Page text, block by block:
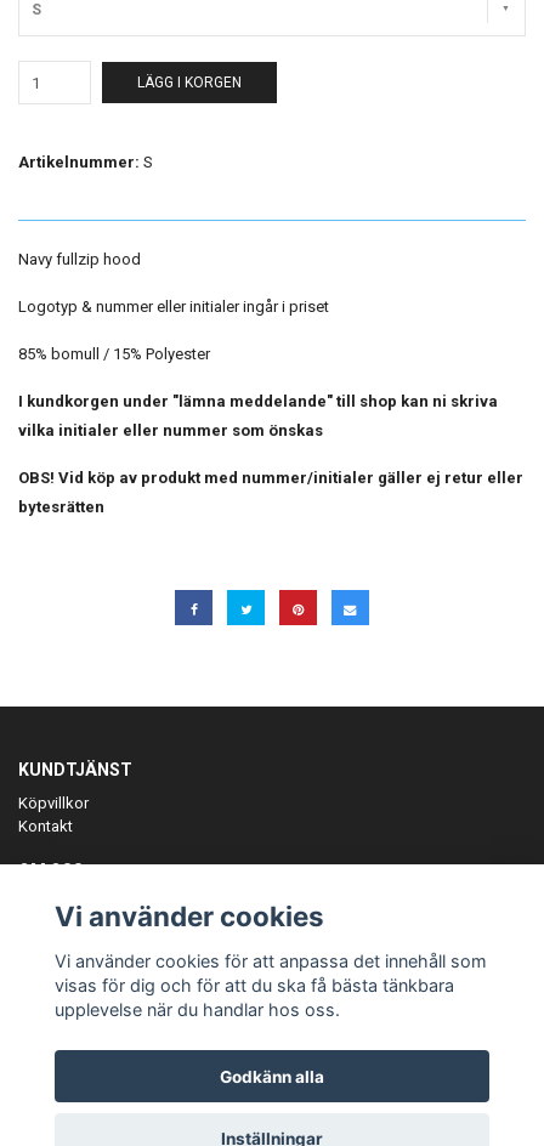
S
LÄGG I KORGEN
Artikelnummer: S
Navy fullzip hood
Logotyp & nummer eller initialer ingår i priset
85% bomull / 15% Polyester
I kundkorgen under "lämna meddelande" till shop kan ni skriva
vilka initialer eller nummer som önskas
OBS! Vid köp av produkt med nummer/initialer gäller ej retur eller
bytesrätten
KUNDTJÄNST
Köpvillkor
Kontakt
OM OSS
ANMÄL DIG TILL VÅRT NYHETSBREV
Prenumerera
© Copyright Teamgear
Vi använder cookies
Vi använder cookies för att anpassa det innehåll som
visas för dig och för att du ska få bästa tänkbara
upplevelse när du handlar hos oss.
Godkänn alla
Inställningar